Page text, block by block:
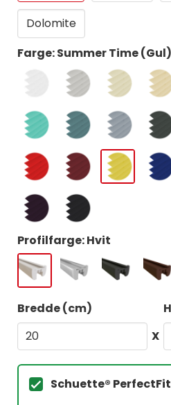
Dolomite
Farge: Summer Time (Gul)
Profilfarge: Hvit
Bredde (cm)
X
Schuette® PerfectFit